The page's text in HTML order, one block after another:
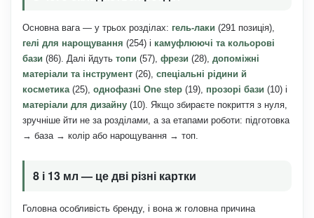
Основна вага — у трьох розділах: гель-лаки (291 позиція),
гелі для нарощування (254) і камуфлюючі та кольорові
бази (86). Далі йдутьтопи (57),фрези (28),допоміжні
матеріали та інструмент (26),спеціальні рідини й
косметика(25),однофазні One step (19), прозорі бази (10) і
матеріали для дизайну (10). Якщо збираєте покриття з нуля,
зручніше йти не за розділами, а за етапами роботи: підготовка
→ база → колір або нарощування → топ.
8 і 13 мл — це дві різні картки
Головна особливість бренду, і вона ж головна причина